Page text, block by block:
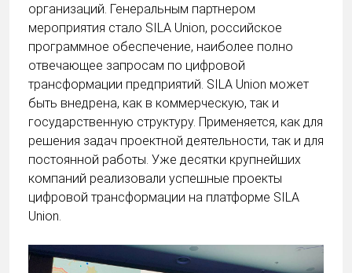
организаций. Генеральным партнером
мероприятия стало SILA Union, российское
программное обеспечение, наиболее полно
отвечающее запросам по цифровой
трансформации предприятий. SILA Union может
быть внедрена, как в коммерческую, так и
государственную структуру. Применяется, как для
решения задач проектной деятельности, так и для
постоянной работы. Уже десятки крупнейших
компаний реализовали успешные проекты
цифровой трансформации на платформе SILA
Union.